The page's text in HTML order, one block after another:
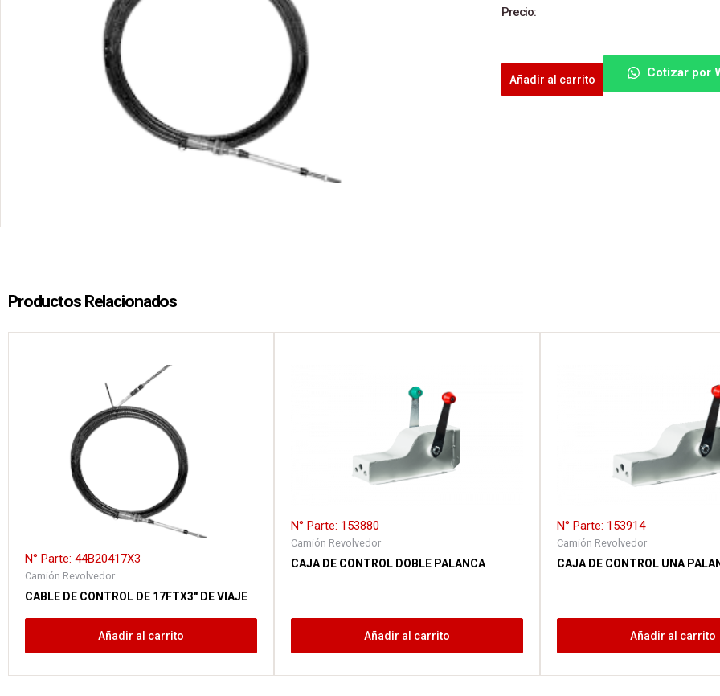
Precio:
Añadir al carrito Cotizar por
Productos Relacionados
N° Parte: 44B20417X3
Camión Revolvedor
CABLE DE CONTROL DE 17FTX3″ DE VIAJE
Añadir al carrito
N° Parte: 153880
Camión Revolvedor
CAJA DE CONTROL DOBLE PALANCA
Añadir al carrito
N° Parte: 153914
Camión Revolvedor
CAJA DE CONTROL UNA
Añadir al carrito